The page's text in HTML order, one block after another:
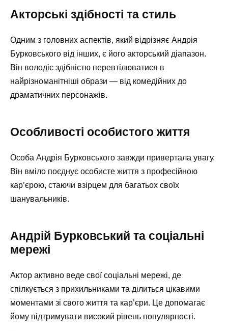
Акторські здібності та стиль
Одним з головних аспектів, який відрізняє Андрія
Бурковського від інших, є його акторський діапазон.
Він володіє здібністю перевтілюватися в
найрізноманітніші образи — від комедійних до
драматичних персонажів.
Особливості особистого життя
Особа Андрія Бурковського завжди привертала увагу.
Він вміло поєднує особисте життя з професійною
кар’єрою, стаючи взірцем для багатьох своїх
шанувальників.
Андрій Бурковський та соціальні
мережі
Актор активно веде свої соціальні мережі, де
спілкується з прихильниками та ділиться цікавими
моментами зі свого життя та кар’єри. Це допомагає
йому підтримувати високий рівень популярності.